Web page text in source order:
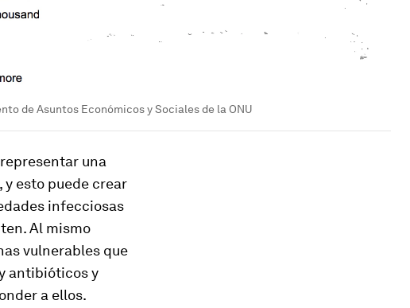
de Asuntos Económicos y Sociales de la ONU
una
esto puede crear
infecciosas
Al mismo
vulnerables que
antibióticos y
a ellos.